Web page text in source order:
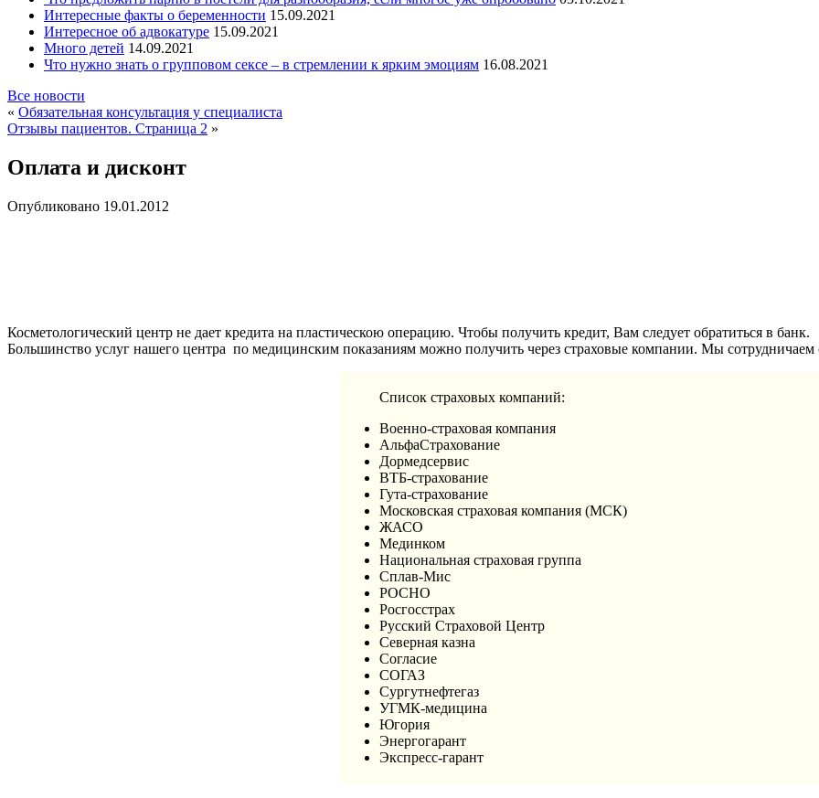
Интересные факты о беременности 15.09.2021
Интересное об адвокатуре 15.09.2021
Много детей 14.09.2021
Что нужно знать о групповом сексе – в стремлении к ярким эмоциям 16.08.2021
Все новости
« Обязательная консультация у специалиста
Отзывы пациентов. Страница 2 »
Оплата и дисконт
Опубликовано 19.01.2012
Косметологический центр не дает кредита на пластическою операцию. Чтобы получить кредит, Вам следует обратиться в банк.
Большинство услуг нашего центра по медицинским показаниям можно получить через страховые компании. Мы
Список страховых компаний:
Военно-страховая компания
АльфаСтрахование
Дормедсервис
ВТБ-страхование
Гута-страхование
Московская страховая компания (МСК)
ЖАСО
Мединком
Национальная страховая группа
Сплав-Мис
РОСНО
Росгосстрах
Русский Страховой Центр
Северная казна
Согласие
СОГАЗ
Сургутнефтегаз
УГМК-медицина
Югория
Энергогарант
Экспресс-гарант